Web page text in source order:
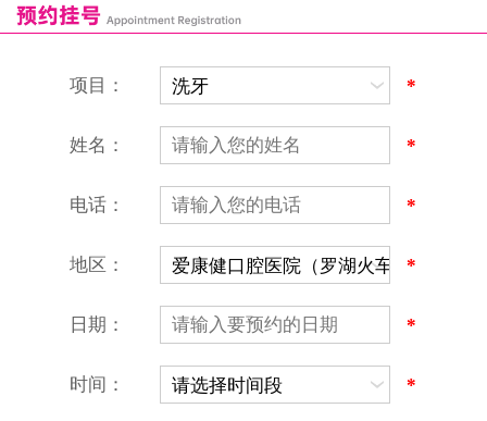
恒乐口腔诊所
富港口腔诊所
营业时间：9:00-18:00
（节假日照常上班）
微信线上预约：aikangjian1995
微信小程序：爱康健齿科
项目： *
姓名： *
电话： *
地区： *
日期： *
时间： *